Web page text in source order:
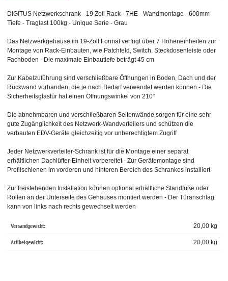
DIGITUS Netzwerkschrank - 19 Zoll Rack - 7HE - Wandmontage - 600mm
Tiefe - Traglast 100kg - Unique Serie - Grau
Das Netzwerkgehäuse im 19-Zoll Format verfügt über 7 Höheneinheiten zur
Montage von Rack-Einbauten, wie Patchfeld, Switch, Steckdosenleiste oder
Fachboden - Die maximale Einbautiefe beträgt 45 cm
Zur Kabelzuführung sind verschließbare Öffnungen in Boden, Dach und der
Rückwand vorhanden, die je nach Bedarf verwendet werden können - Die
Sicherheitsglastür hat einen Öffnungswinkel von 210°
Die abnehmbaren und verschließbaren Seitenwände sorgen für eine sehr
gute Zugänglichkeit des Netzwerk-Wandverteilers und schützen die
verbauten EDV-Geräte gleichzeitig vor unberechtigtem Zugriff
Jeder Netzwerkverteiler-Schrank ist für die Montage einer separat
erhältlichen Dachlüfter-Einheit vorbereitet - Zur Gerätemontage sind
Profilschienen im vorderen und hinteren Bereich des Schrankes installiert
Zur freistehenden Installation können optional erhältliche Standfüße oder
Rollen an der Unterseite des Gehäuses montiert werden - Der Türanschlag
kann von links nach rechts gewechselt werden
Versandgewicht: 20,00 kg
Artikelgewicht: 20,00 kg